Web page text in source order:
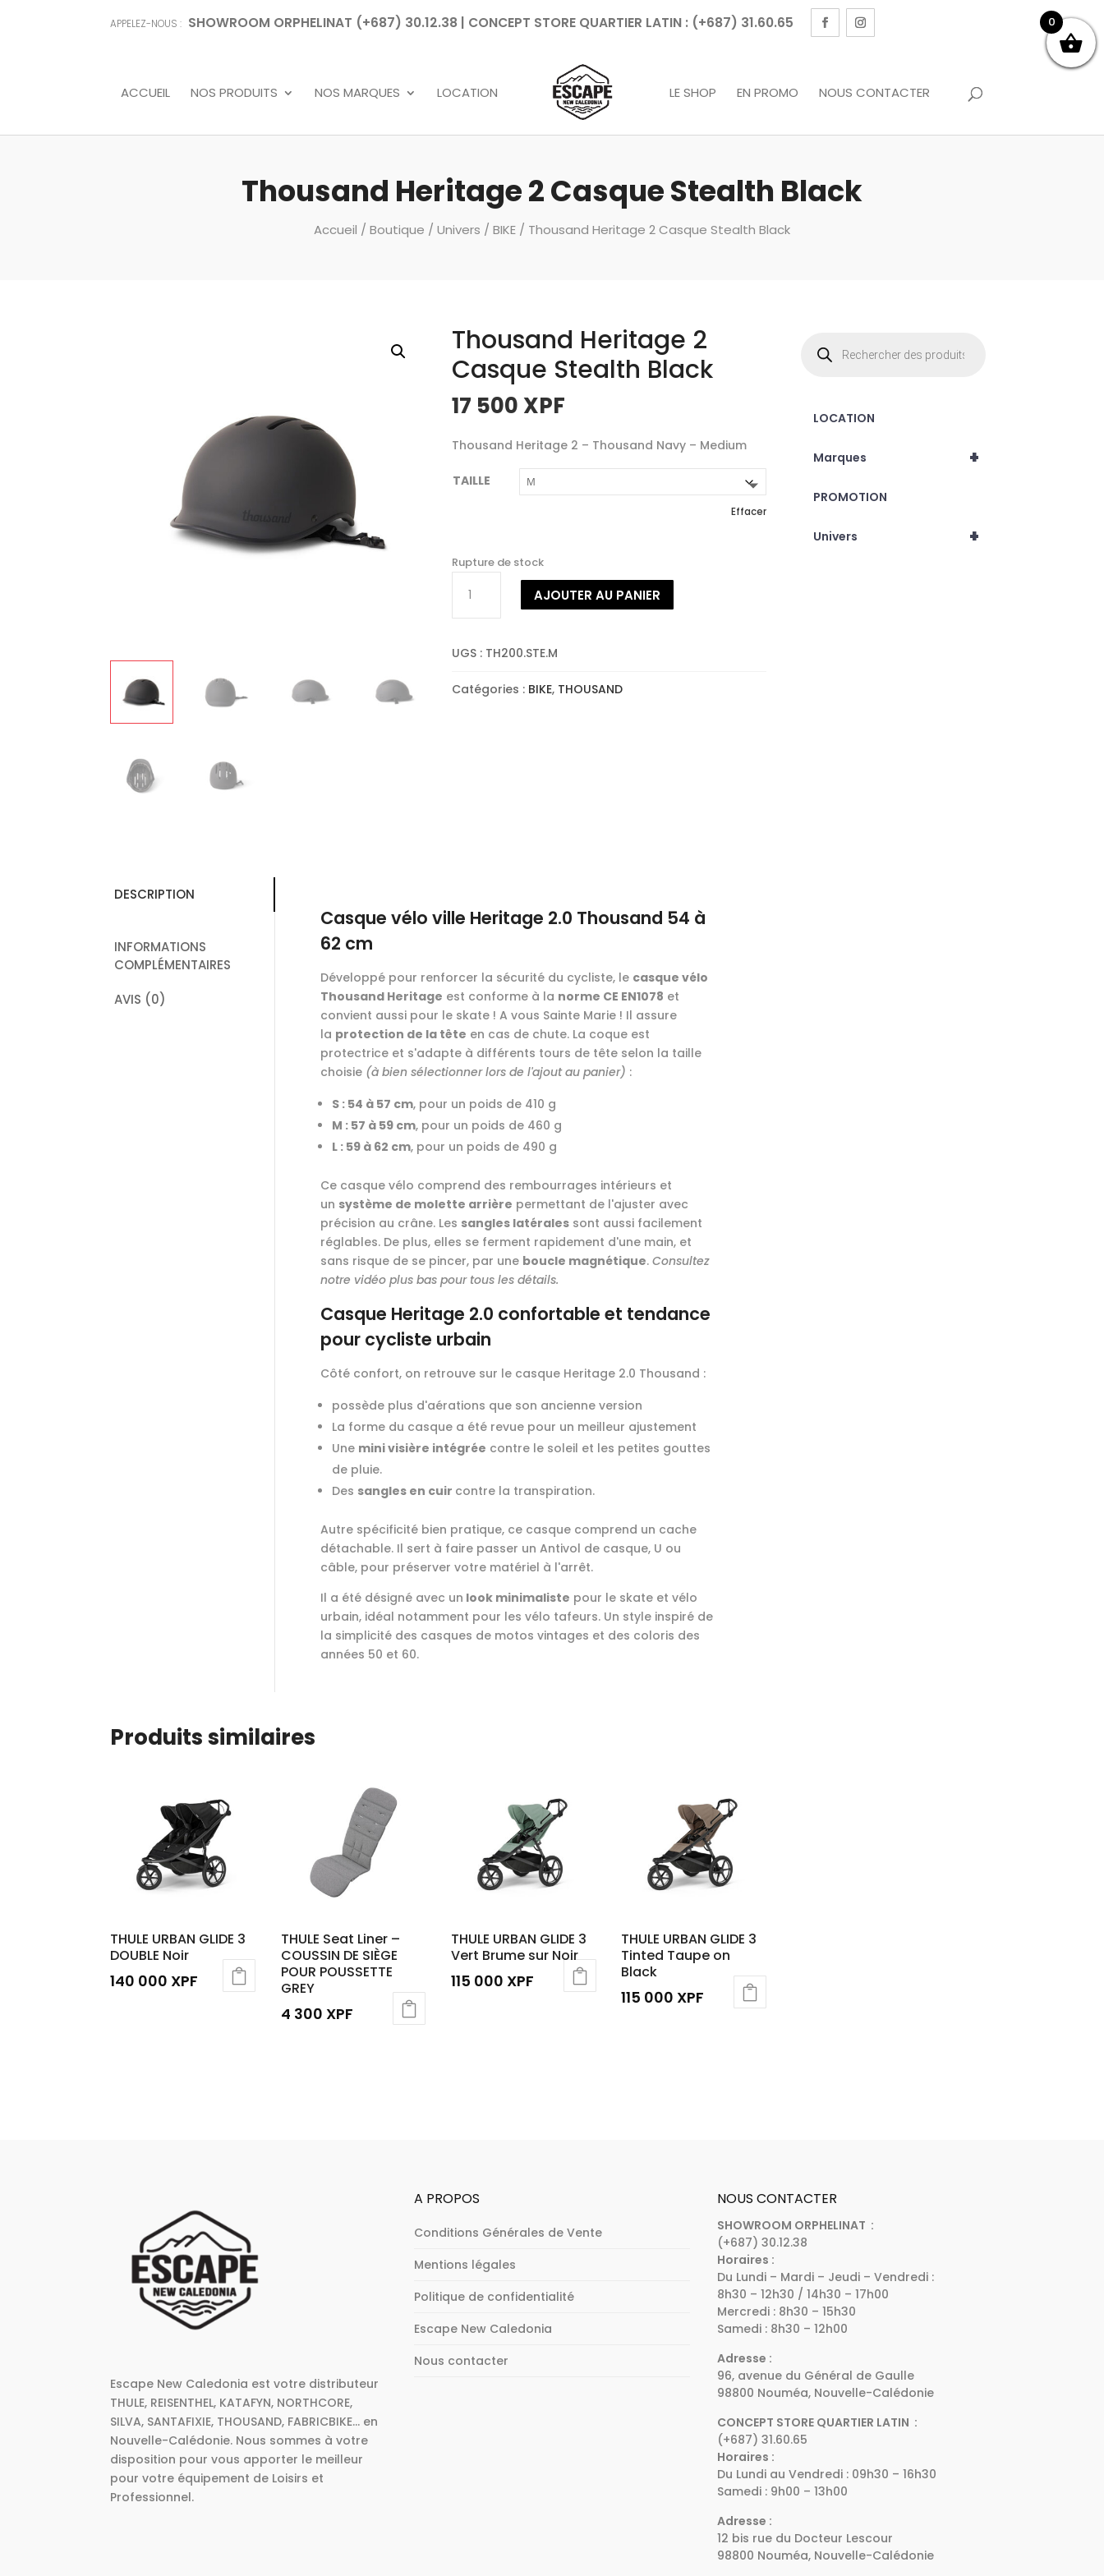
APPELEZ-NOUS : SHOWROOM ORPHELINAT (+687) 30.12.38 | CONCEPT STORE QUARTIER LATIN : (+687) 31.60.65
ACCUEIL NOS PRODUITS NOS MARQUES LOCATION LE SHOP EN PROMO NOUS CONTACTER
Thousand Heritage 2 Casque Stealth Black
Accueil / Boutique / Univers / BIKE / Thousand Heritage 2 Casque Stealth Black
Thousand Heritage 2
Casque Stealth Black
17 500 XPF
Thousand Heritage 2 – Thousand Navy – Medium
TAILLE
Effacer
Rupture de stock
Thousand
2
Stealth
AJOUTER AU PANIER
UGS : TH200.STE.M
Catégories : BIKE, THOUSAND
DESCRIPTION
INFORMATIONS
COMPLÉMENTAIRES
AVIS (0)
Casque vélo ville Heritage 2.0 Thousand 54 à
62 cm
Développé pour renforcer la sécurité du cycliste, le casque vélo
Thousand Heritage est conforme à la norme CE EN1078 et
convient aussi pour le skate ! A vous Sainte Marie ! Il assure
la protection de la tête en cas de chute. La coque est
protectrice et s'adapte à différents tours de tête selon la taille
choisie (à bien sélectionner lors de l'ajout au panier) :
S : 54 à 57 cm, pour un poids de 410 g
M : 57 à 59 cm, pour un poids de 460 g
L : 59 à 62 cm, pour un poids de 490 g
Ce casque vélo comprend des rembourrages intérieurs et
un système de molette arrière permettant de l'ajuster avec
précision au crâne. Les sangles latéralessont aussi facilement
réglables. De plus, elles se ferment rapidement d'une main, et
sans risque de se pincer, par une boucle magnétique. Consultez
notre vidéo plus bas pour tous les détails.
Casque Heritage 2.0 confortable et tendance
pour cycliste urbain
Côté confort, on retrouve sur le casque Heritage 2.0 Thousand :
possède plus d'aérations que son ancienne version
La forme du casque a été revue pour un meilleur ajustement
Une mini visière intégrée contre le soleil et les petites gouttes
de pluie.
Des sangles en cuir contre la transpiration.
Autre spécificité bien pratique, ce casque comprend un cache
détachable. Il sert à faire passer un Antivol de casque, U ou
câble, pour préserver votre matériel à l'arrêt.
Il a été désigné avec un look minimaliste pour le skate et vélo
urbain, idéal notamment pour les vélo tafeurs. Un style inspiré de
la simplicité des casques de motos vintages et des coloris des
années 50 et 60.
Produits similaires
THULE URBAN GLIDE 3
DOUBLE Noir
140 000 XPF
THULE Seat Liner –
COUSSIN DE SIÈGE
POUR POUSSETTE
GREY
4 300 XPF
THULE URBAN GLIDE 3
Vert Brume sur Noir
115 000 XPF
THULE URBAN GLIDE 3
Tinted Taupe on
Black
115 000 XPF
produits
LOCATION
+
Marques
PROMOTION
+
Univers
Escape New Caledonia est votre distributeur
THULE, REISENTHEL, KATAFYN, NORTHCORE,
SILVA, SANTAFIXIE, THOUSAND, FABRICBIKE... en
Nouvelle-Calédonie. Nous sommes à votre
disposition pour vous apporter le meilleur
pour votre équipement de Loisirs et
Professionnel.
A PROPOS
Conditions Générales de Vente
Mentions légales
Politique de confidentialité
Escape New Caledonia
Nous contacter
NOUS CONTACTER
SHOWROOM ORPHELINAT :
(+687) 30.12.38
Horaires :
Du Lundi – Mardi – Jeudi – Vendredi :
8h30 – 12h30 / 14h30 – 17h00
Mercredi : 8h30 – 15h30
Samedi : 8h30 – 12h00
Adresse :
96, avenue du Général de Gaulle
98800 Nouméa, Nouvelle-Calédonie
CONCEPT STORE QUARTIER LATIN :
(+687) 31.60.65
Horaires :
Du Lundi au Vendredi : 09h30 – 16h30
Samedi : 9h00 – 13h00
Adresse :
12 bis rue du Docteur Lescour
98800 Nouméa, Nouvelle-Calédonie
0